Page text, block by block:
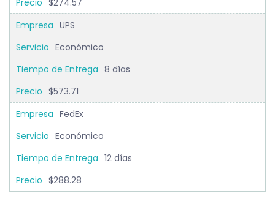
$274.57
UPS
Económico
8 días
$573.71
FedEx
Económico
12 días
$288.28